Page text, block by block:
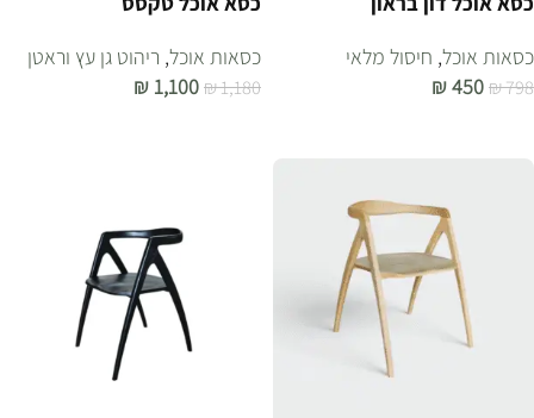
כסאות אוכל, חיסול מלאי
₪798
₪450
כסאות אוכל, ריהוט גן עץ וראטן
₪1,180
₪ 1,100